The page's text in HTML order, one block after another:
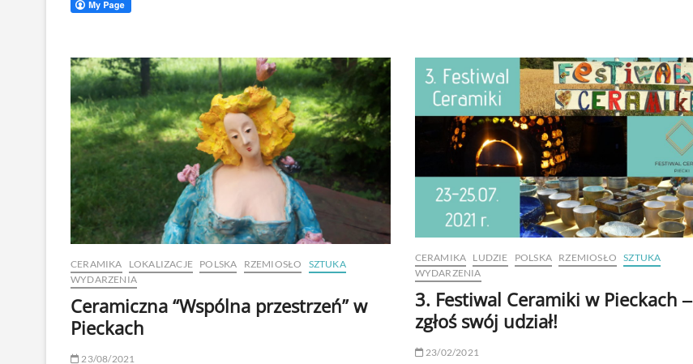
CERAMIKA LOKALIZACJE POLSKA RZEMIOSŁO
SZTUKA
WYDARZENIA
Ceramiczna “Wspólna przestrzeń” w
Pieckach
23/08/2021
CERAMIKA LUDZIE POLSKA RZEMIOSŁO
SZTUKA
WYDARZENIA
3. Festiwal Ceramiki w Pieckach ‒
zgłoś swój udział!
23/02/2021